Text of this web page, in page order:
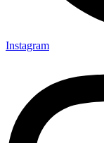
Instagram